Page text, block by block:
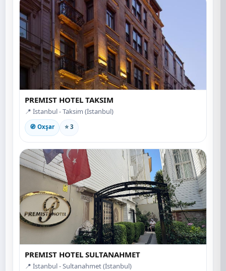
PREMIST HOTEL TAKSIM
📍 İstanbul - Taksim (İstanbul)
🧭 Oxşar ⭐ 3
PREMIST HOTEL SULTANAHMET
📍 İstanbul - Sultanahmet (İstanbul)